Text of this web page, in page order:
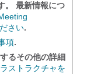
。 最新情報につ
さい.
項.
るその他の詳細
ストラクチャを